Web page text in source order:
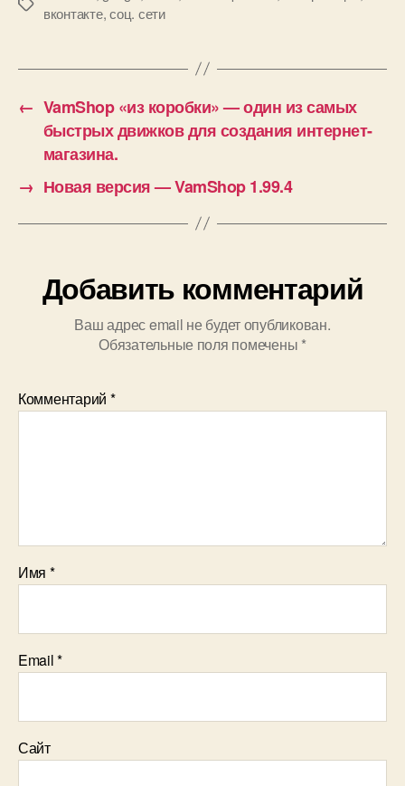
вконтакте,соц. сети
← VamShop «из коробки» — один из самых
быстрых движков для создания интернет-
магазина.
→ Новая версия — VamShop 1.99.4
Добавить комментарий
Ваш адрес email не будет опубликован.
Обязательные поля помечены *
Комментарий *
Имя *
Email*
Сайт